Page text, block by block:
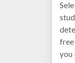
free
you